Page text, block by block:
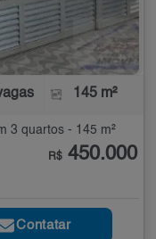
145 m²
3 quartos - 145 m²
R$ 450.000
Contatar